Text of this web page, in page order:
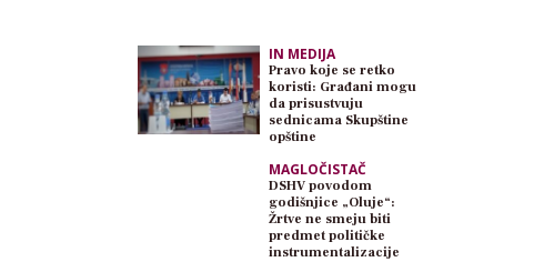
IN MEDIJA
Pravo koje se retko
koristi: Građani mogu
da prisustvuju
sednicama Skupštine
opštine
MAGLOČISTAČ
DSHV povodom
godišnjice „Oluje“:
Žrtve ne smeju biti
predmet političke
instrumentalizacije